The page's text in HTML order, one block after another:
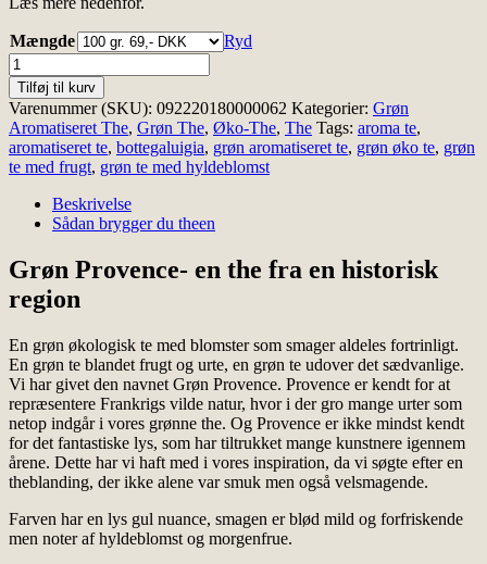
Mængde
Ryd
Grøn
Økologisk
Te
med
blomster
Provence
antal
Tilføj til kurv
Varenummer (SKU): 092220180000062 Kategorier: Grøn
Aromatiseret The, Grøn The, Øko-The, The Tags: aroma te,
aromatiseret te, bottegaluigia, grøn aromatiseret te, grøn øko te, grøn
te med frugt, grøn te med hyldeblomst
Beskrivelse
Sådan brygger du theen
Grøn Provence- en the fra en historisk
region
En grøn økologisk te med blomster som smager aldeles fortrinligt.
En grøn te blandet frugt og urte, en grøn te udover det sædvanlige.
Vi har givet den navnet Grøn Provence. Provence er kendt for at
repræsentere Frankrigs vilde natur, hvor i der gro mange urter som
netop indgår i vores grønne the. Og Provence er ikke mindst kendt
for det fantastiske lys, som har tiltrukket mange kunstnere igennem
årene. Dette har vi haft med i vores inspiration, da vi søgte efter en
theblanding, der ikke alene var smuk men også velsmagende.
Farven har en lys gul nuance, smagen er blød mild og forfriskende
men noter af hyldeblomst og morgenfrue.